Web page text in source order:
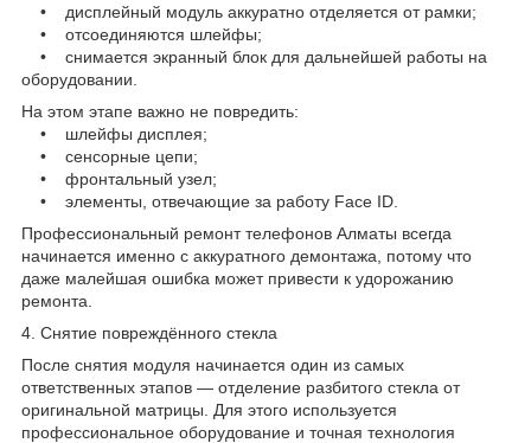
• дисплейный модуль аккуратно отделяется от рамки;
• отсоединяются шлейфы;
• снимается экранный блок для дальнейшей работы на
оборудовании.
На этом этапе важно не повредить:
• шлейфы дисплея;
• сенсорные цепи;
• фронтальный узел;
• элементы, отвечающие за работу Face ID.
Профессиональный ремонт телефонов Алматы всегда
начинается именно с аккуратного демонтажа, потому что
даже малейшая ошибка может привести к удорожанию
ремонта.
4. Снятие повреждённого стекла
После снятия модуля начинается один из самых
ответственных этапов — отделение разбитого стекла от
оригинальной матрицы. Для этого используется
профессиональное оборудование и точная технология